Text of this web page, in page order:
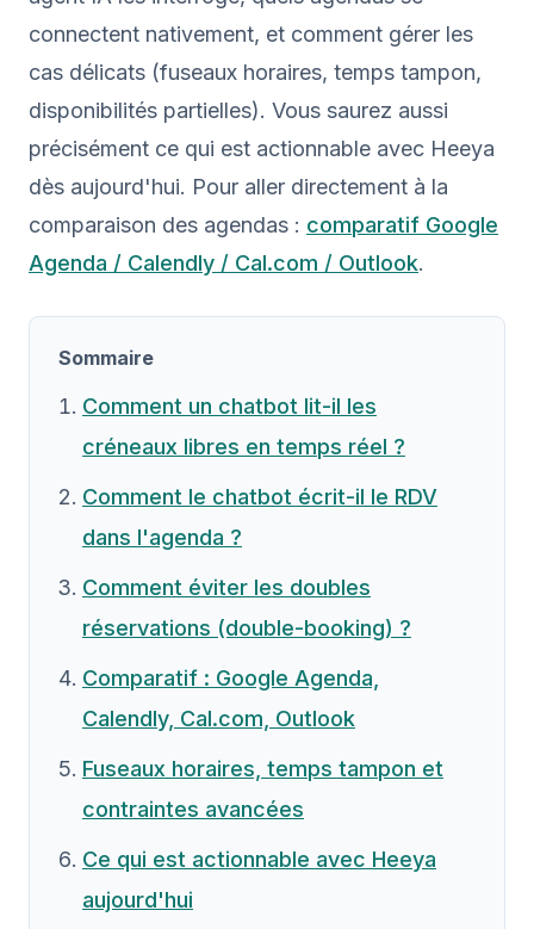
connectent nativement, et comment gérer les
cas délicats (fuseaux horaires, temps tampon,
disponibilités partielles). Vous saurez aussi
précisément ce qui est actionnable avec Heeya
dès aujourd'hui. Pour aller directement à la
comparaison des agendas : comparatif Google
Agenda / Calendly / Cal.com / Outlook.
Sommaire
Comment un chatbot lit-il les
créneaux libres en temps réel ?
Comment le chatbot écrit-il le RDV
dans l'agenda ?
Comment éviter les doubles
réservations (double-booking) ?
Comparatif : Google Agenda,
Calendly, Cal.com, Outlook
Fuseaux horaires, temps tampon et
contraintes avancées
Ce qui est actionnable avec Heeya
aujourd'hui